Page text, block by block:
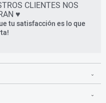
CLIENTES NOS
♥
tu satisfacción es lo que